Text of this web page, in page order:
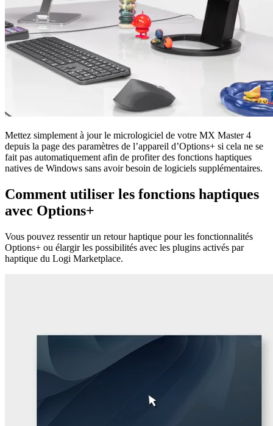
Mettez simplement à jour le micrologiciel de votre MX Master 4
depuis la page des paramètres de l’appareil d’Options+ si cela ne se
fait pas automatiquement afin de profiter des fonctions haptiques
natives de Windows sans avoir besoin de logiciels supplémentaires.
Comment utiliser les fonctions haptiques
avec Options+
Vous pouvez ressentir un retour haptique pour les fonctionnalités
Options+ ou élargir les possibilités avec les plugins activés par
haptique du Logi Marketplace.